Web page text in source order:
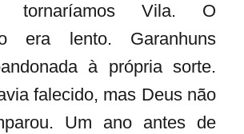
tornaríamos Vila. O
era lento. Garanhuns
à própria sorte.
falecido, mas Deus não
Um ano antes de